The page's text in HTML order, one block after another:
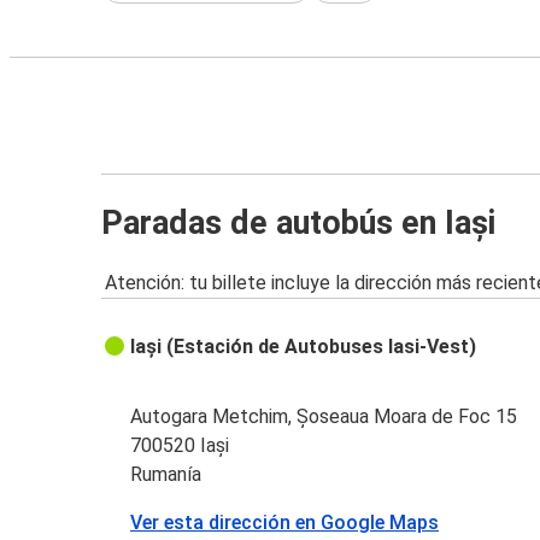
Paradas de autobús en Iași
Atención: tu billete incluye la dirección más
Iași (Estación de Autobuses Iasi-Vest)
Autogara Metchim, Șoseaua Moara de Foc 15
700520 Iași
Rumanía
Ver esta dirección en Google Maps